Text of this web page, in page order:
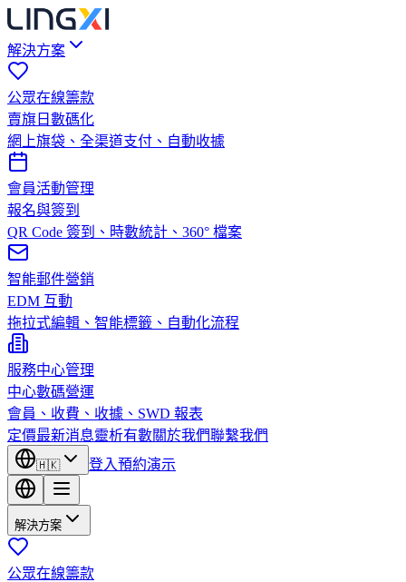
解決方案
公眾在線籌款
賣旗日數碼化
網上旗袋、全渠道支付、自動收據
會員活動管理
報名與簽到
QR Code 簽到、時數統計、360° 檔案
智能郵件營銷
EDM 互動
拖拉式編輯、智能標籤、自動化流程
服務中心管理
中心數碼營運
會員、收費、收據、SWD 報表
定價最新消息靈析有數關於我們聯繫我們
🇭🇰 登入預約演示
解決方案
公眾在線籌款